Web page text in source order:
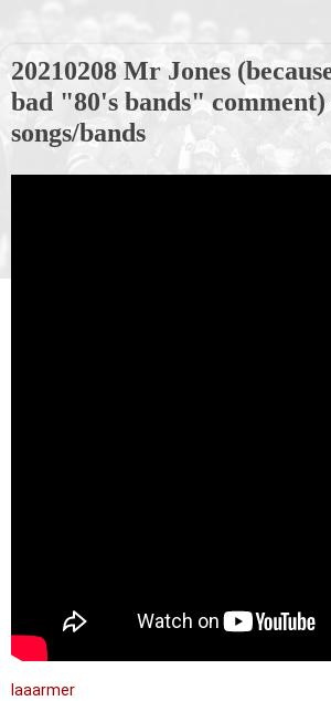
20210208 Mr Jones
bad "80's bands" comment)
songs/bands
laaarmer